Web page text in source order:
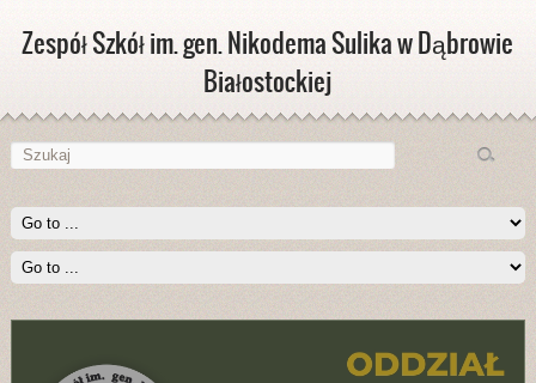
Zespół Szkół im. gen. Nikodema Sulika w Dąbrowie
Białostockiej